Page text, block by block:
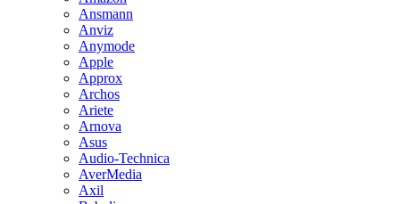
Ansmann
Anviz
Anymode
Apple
Approx
Archos
Ariete
Arnova
Asus
Audio-Technica
AverMedia
Axil